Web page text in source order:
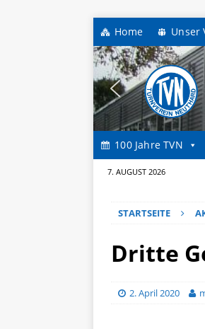
Home Unser
100 Jahre TVN
7. AUGUST 2026
STARTSEITE
Dritte
2. April 2020